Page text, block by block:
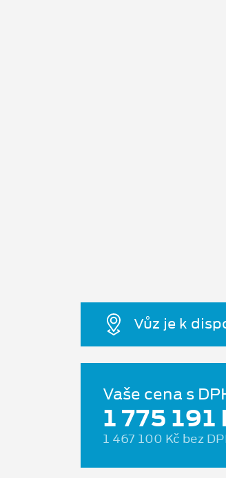
Vůz je k
Vaše cena s
1 775 191
1 467 100 Kč bez